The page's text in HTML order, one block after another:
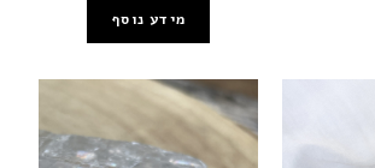
מידע נוסף